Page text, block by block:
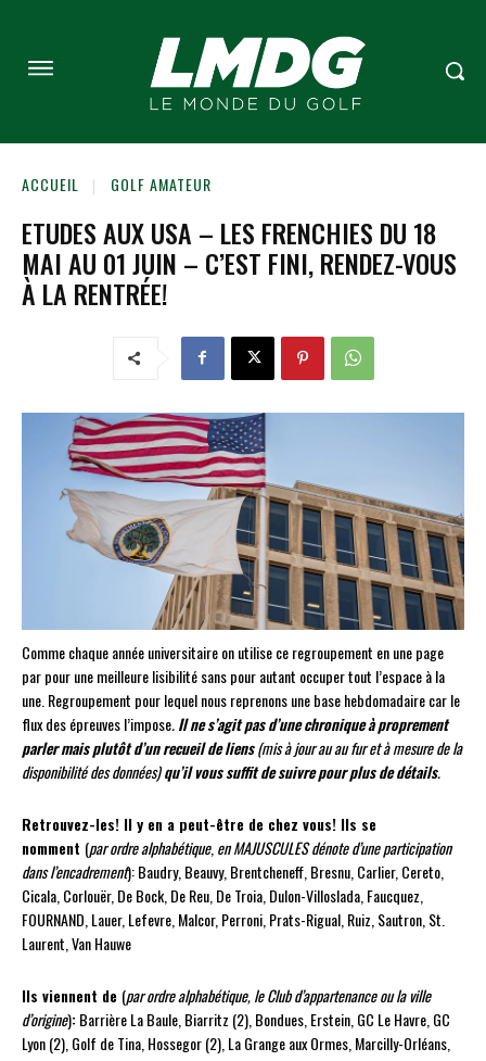
ACCUEIL GOLF AMATEUR
ETUDES AUX USA – LES FRENCHIES DU 18
MAI AU 01 JUIN – C’EST FINI, RENDEZ-VOUS
À LA RENTRÉE!
Comme chaque année universitaire on utilise ce regroupement en une page
par pour une meilleure lisibilité sans pour autant occuper tout l’espace à la
une. Regroupement pour lequel nous reprenons une base hebdomadaire car le
flux des épreuves l’impose.Il ne s’agit pas d’une chronique à proprement
parler mais plutôt d’un recueil de liens(mis à jour au au fur et à mesure de la
disponibilité des données)qu’il vous suffit de suivre pour plus de détails.
Retrouvez-les! Il y en a peut-être de chez vous! Ils se
nomment (par ordre alphabétique, en MAJUSCULES dénote d’une participation
dans l’encadrement): Baudry, Beauvy, Brentcheneff, Bresnu, Carlier, Cereto,
Cicala, Corlouër, De Bock, De Reu, De Troia, Dulon-Villoslada, Faucquez,
FOURNAND, Lauer, Lefevre, Malcor, Perroni, Prats-Rigual, Ruiz, Sautron, St.
Laurent, Van Hauwe
Ils viennent de (par ordre alphabétique, le Club d’appartenance ou la ville
d’origine):Barrière La Baule, Biarritz (2), Bondues, Erstein, GC Le Havre, GC
Lyon (2), Golf de Tina, Hossegor (2), La Grange aux Ormes, Marcilly-Orléans,